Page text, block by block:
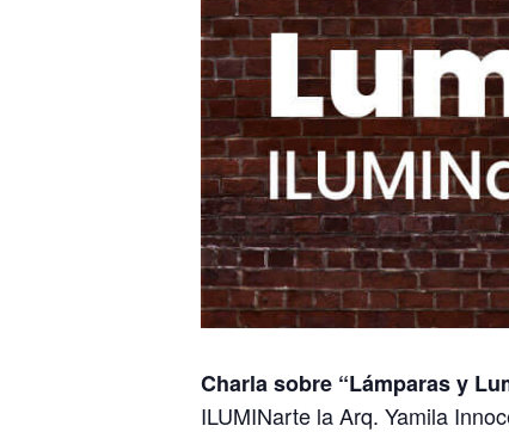
Charlasobre “Lámparas y
ILUMINarte la Arq. Yamila